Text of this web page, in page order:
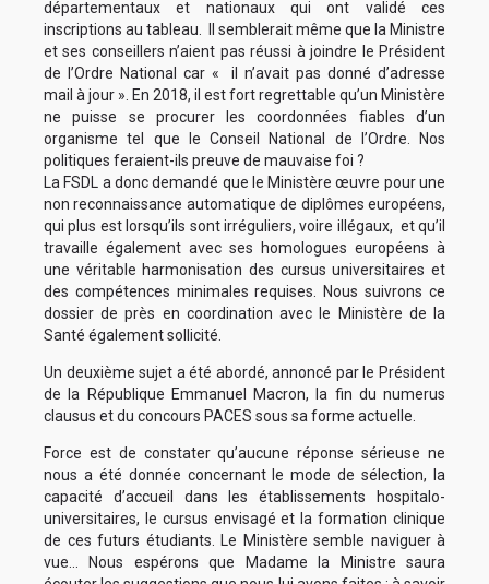
départementaux et nationaux qui ont validé ces
inscriptions au tableau. Il semblerait même que la Ministre
et ses conseillers n’aient pas réussi à joindre le Président
de l’Ordre National car « il n’avait pas donné d’adresse
mail à jour ». En 2018, il est fort regrettable qu’un Ministère
ne puisse se procurer les coordonnées fiables d’un
organisme tel que le Conseil National de l’Ordre. Nos
politiques feraient-ils preuve de mauvaise foi ?
La FSDL a donc demandé que le Ministère œuvre pour une
non reconnaissance automatique de diplômes européens,
qui plus est lorsqu’ils sont irréguliers, voire illégaux, et qu’il
travaille également avec ses homologues européens à
une véritable harmonisation des cursus universitaires et
des compétences minimales requises. Nous suivrons ce
dossier de près en coordination avec le Ministère de la
Santé également sollicité.
Un deuxième sujet a été abordé, annoncé par le Président
de la République Emmanuel Macron, la fin du numerus
clausus et du concours PACES sous sa forme actuelle.
Force est de constater qu’aucune réponse sérieuse ne
nous a été donnée concernant le mode de sélection, la
capacité d’accueil dans les établissements hospitalo-
universitaires, le cursus envisagé et la formation clinique
de ces futurs étudiants. Le Ministère semble naviguer à
vue… Nous espérons que Madame la Ministre saura